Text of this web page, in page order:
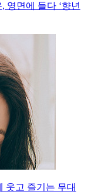
영면에 들다 ‘향년
웃고 즐기는 무대